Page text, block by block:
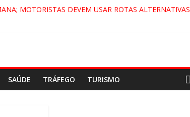
MOTORISTAS DEVEM USAR ROTAS ALTERNATIVAS
SAÚDE TRÁFEGO TURISMO